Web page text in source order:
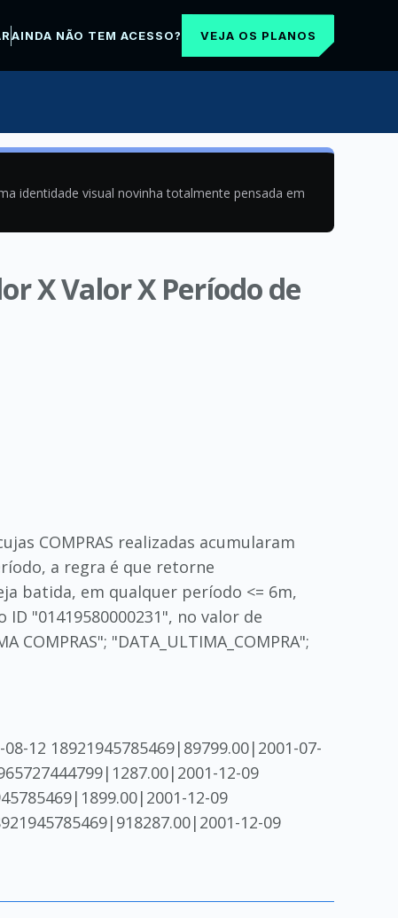
AINDA NÃO TEM ACESSO? VEJA OS PLANOS
identidade visual novinha totalmente pensada em
X Valor X Período de
COMPRAS realizadas acumularam
a regra é que retorne
batida, em qualquer período <= 6m,
"01419580000231", no valor de
"DATA_ULTIMA_COMPRA";
08-12 18921945785469|89799.00|2001-07-
12-09
12-09
12-09